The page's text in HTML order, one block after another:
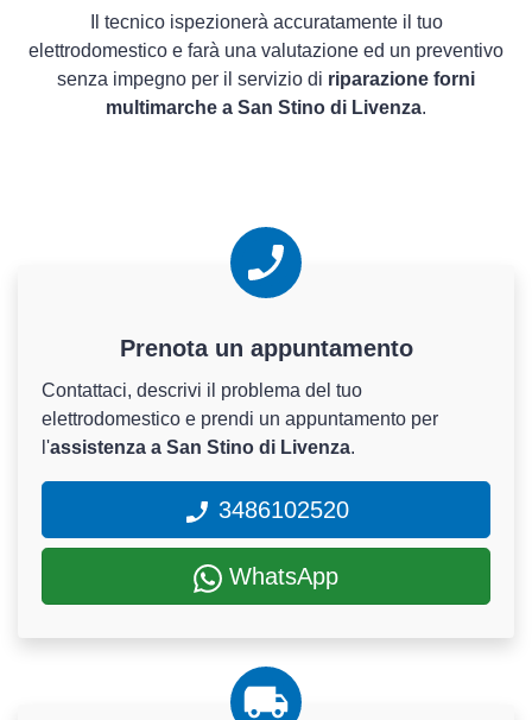
Il tecnico ispezionerà accuratamente il tuo
elettrodomestico e farà una valutazione ed un preventivo
senza impegno per il servizio di riparazione forni
multimarche a San Stino di Livenza.
Prenota un appuntamento
Contattaci, descrivi il problema del tuo
elettrodomestico e prendi un appuntamento per
l'assistenza a San Stino di Livenza.
3486102520
WhatsApp